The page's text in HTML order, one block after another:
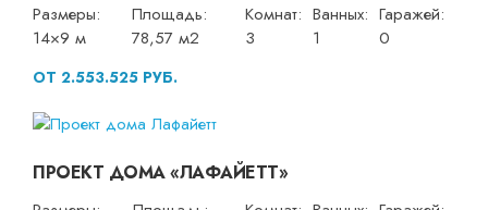
Размеры:
14×9 м
Площадь:
78,57 м2
Комнат:
3
Ванных:
1
Гаражей:
0
ОТ 2.553.525 РУБ.
ПРОЕКТ ДОМА «ЛАФАЙЕТТ»